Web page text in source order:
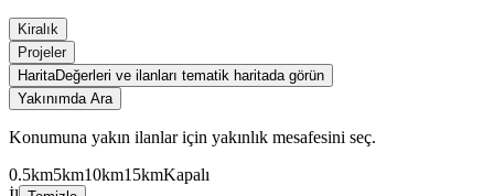
Kiralık
Projeler
HaritaDeğerleri ve ilanları tematik haritada görün
Yakınımda Ara
Konumuna yakın ilanlar için yakınlık mesafesini seç.
0.5km5km10km15kmKapalı